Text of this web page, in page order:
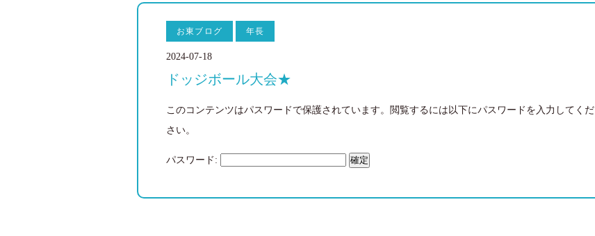
お東ブログ 年長
2024-07-18
ドッジボール大会★
このコンテンツはパスワードで保護されています。閲覧するには以下にパスワードを入力してくだ
さい。
パスワード: